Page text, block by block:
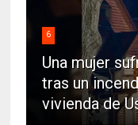
6
Una mujer
tras un
vivienda de